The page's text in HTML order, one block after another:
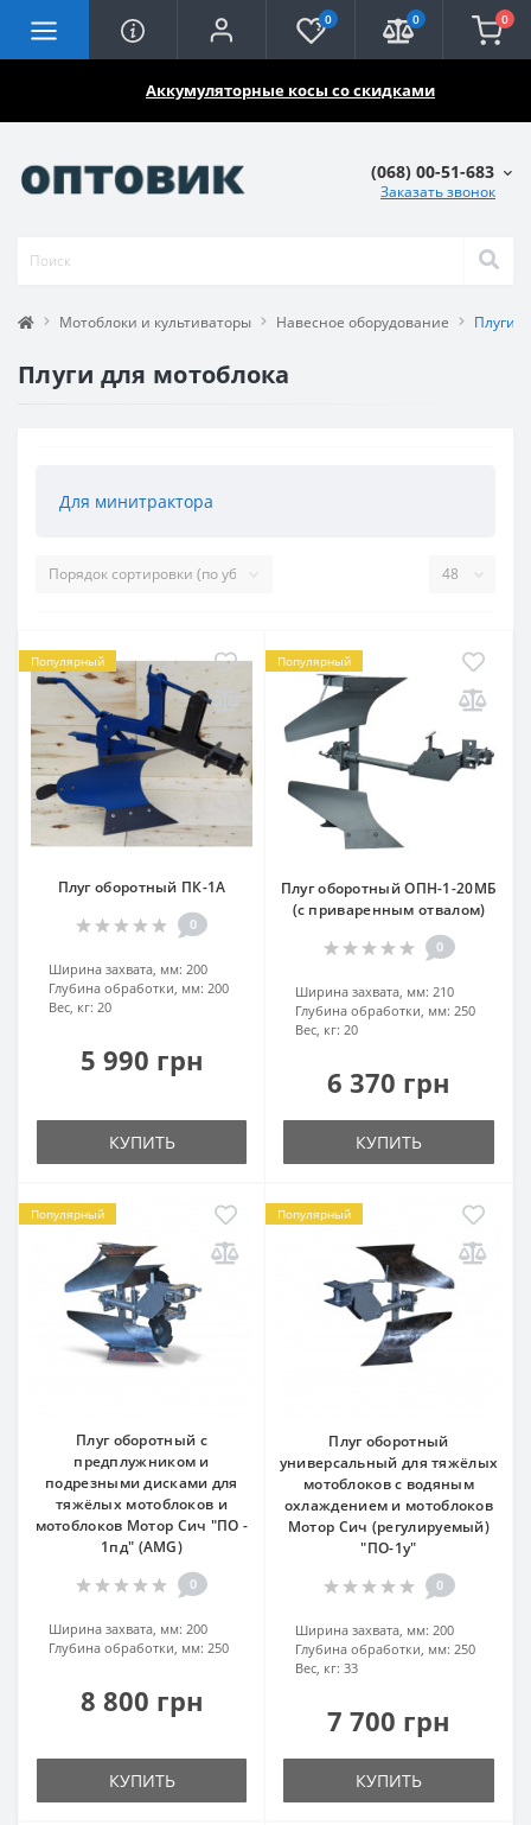
Аккумуляторные косы со скидками
0 0 0
(068) 00-51-683
Заказать звонок
Мотоблоки и культиваторы Навесное оборудование Плуги
Плуги для мотоблока
Для минитрактора
Популярный
Плуг оборотный ПК-1А
0
Ширина захвата, мм: 200
Глубина обработки, мм: 200
Вес, кг: 20
5 990 грн
КУПИТЬ
Популярный
Плуг оборотный ОПН-1-20МБ
(с приваренным отвалом)
0
Ширина захвата, мм: 210
Глубина обработки, мм: 250
Вес, кг: 20
6 370 грн
КУПИТЬ
Популярный
Плуг оборотный с
предплужником и
подрезными дисками для
тяжёлых мотоблоков и
мотоблоков Мотор Сич "ПО -
1пд" (AMG)
0
Ширина захвата, мм: 200
Глубина обработки, мм: 250
8 800 грн
КУПИТЬ
Популярный
Плуг оборотный
универсальный для тяжёлых
мотоблоков с водяным
охлаждением и мотоблоков
Мотор Сич (регулируемый)
"ПО-1у"
0
Ширина захвата, мм: 200
Глубина обработки, мм: 250
Вес, кг: 33
7 700 грн
КУПИТЬ